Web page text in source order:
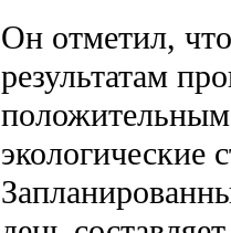
Он отметил,
результатам
экологические